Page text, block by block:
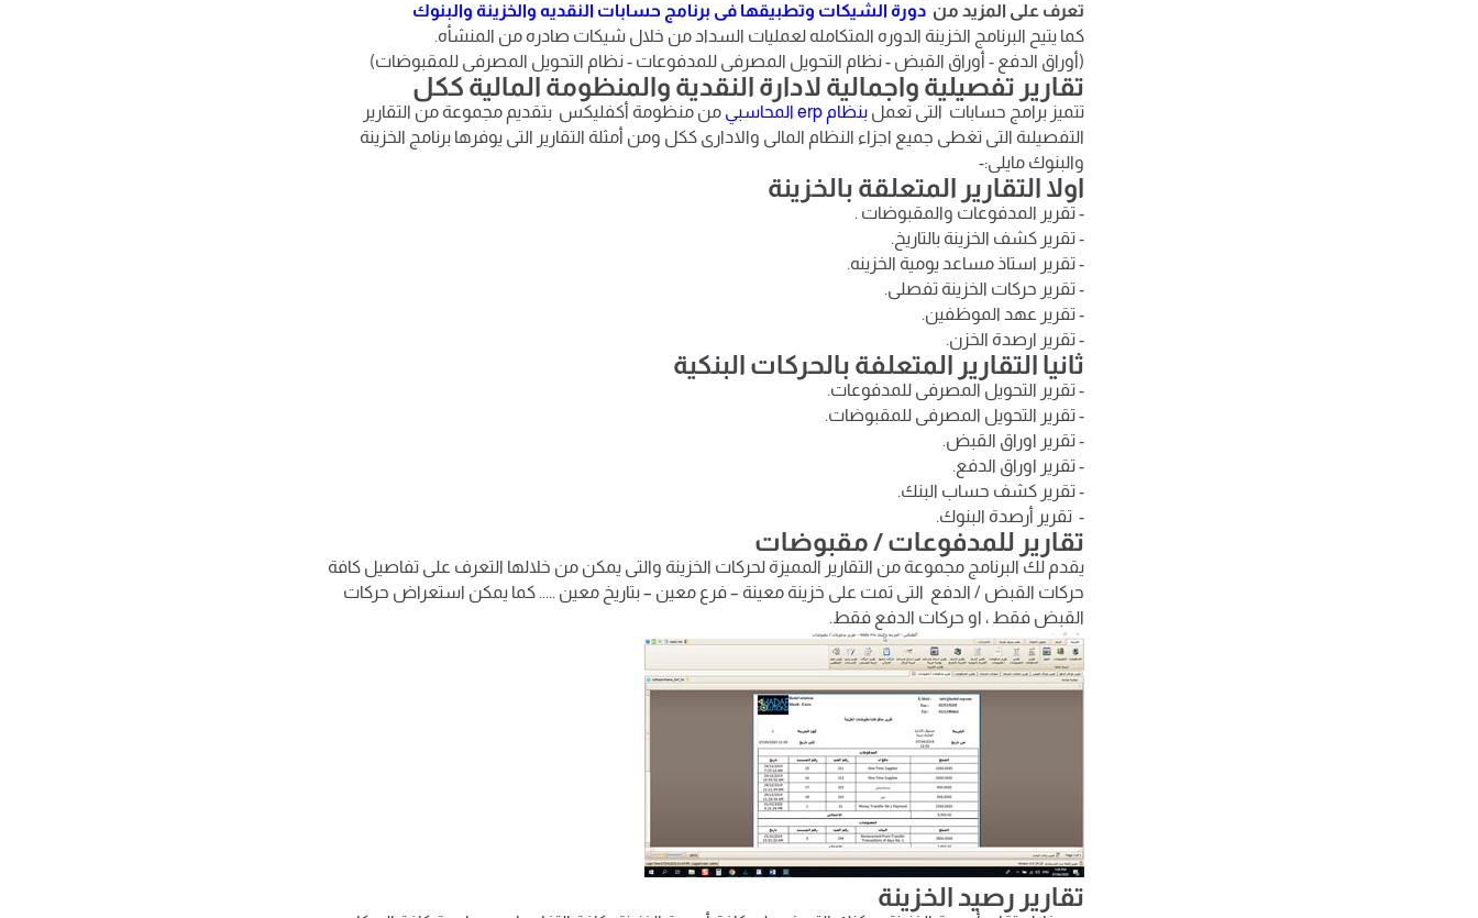
تعرف على المزيد من دورة الشيكات وتطبيقها فى برنامج حسابات النقديه والخزينة والبنوك
كما يتيح البرنامج الخزينة الدوره المتكامله لعمليات السداد من خلال شيكات صادره من المنشأه.
(أوراق الدفع - أوراق القبض - نظام التحويل المصرفى للمدفوعات - نظام التحويل المصرفى للمقبوضات)
تقارير تفصيلية واجمالية لادارة النقدية والمنظومة المالية ككل
تتميز برامج حسابات التى تعملبنظام erp المحاسبي
من منظومة أكفليكس بتقديم مجموعة من التقارير
التفصيلىة التى تغطى جميع اجزاء النظام المالى والادارى ككل ومن أمثلة التقارير التى يوفرها برنامج الخزينة
والبنوك مايلى:-
اولا التقارير المتعلقة بالخزينة
- تقرير المدفوعات والمقبوضات .
- تقرير كشف الخزينة بالتاريخ.
- تقرير استاذ مساعد يومية الخزينه.
- تقرير حركات الخزينة تفصلى.
- تقرير عهد الموظفين.
- تقرير ارصدة الخزن.
ثانيا التقارير المتعلفة بالحركات البنكية
- تقرير التحويل المصرفى للمدفوعات.
- تقرير التحويل المصرفى للمقبوضات.
- تقرير اوراق القبض.
- تقرير اوراق الدفع.
- تقرير كشف حساب البنك.
- تقرير أرصدة البنوك.
تقارير للمدفوعات / مقبوضات
يقدم لك البرنامج مجموعة من التقارير المميزة لحركات الخزينة والتى يمكن من خلالها التعرف على تفاصيل كافة
حركات القبض / الدفع التى تمت على خزينة معينة – فرع معين – بتاريخ معين ..... كما يمكن استعراض حركات
القبض فقط ، او حركات الدفع فقط.
تقارير رصيد الخزينة